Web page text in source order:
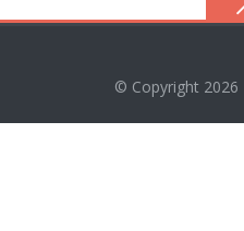
© Copyright 2026